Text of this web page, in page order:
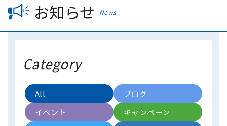
お知らせ News
Category
All
ブログ
イベント
キャンペーン